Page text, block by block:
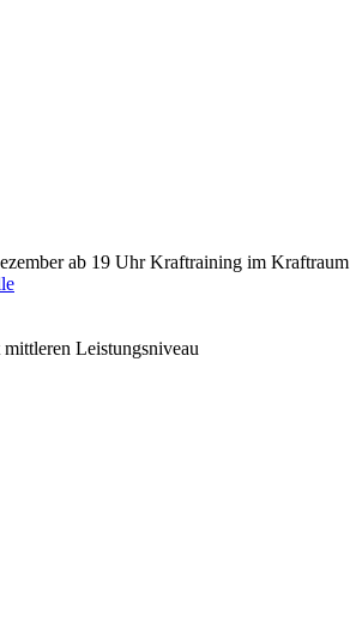
ab 19 Uhr Kraftraining im Kraftraum
Leistungsniveau